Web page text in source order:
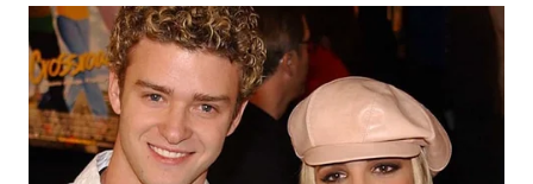
WN
KARO
WN
SIMALUNGUN